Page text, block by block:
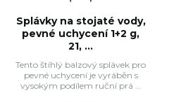
Splávky na stojaté vody,
pevné uchycení 1+2 g,
21, ...
Tento štíhlý balzový splávek pro
pevné uchycení je vyráběn s
vysokým podílem ruční prá ...